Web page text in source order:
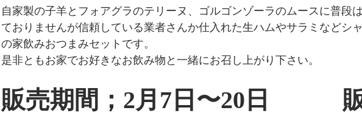
自家製の子羊とフォアグラのテリーヌ、ゴルゴンゾーラのムースに普段
ておりませんが信頼している業者さんか仕入れた生ハムやサラミなどシ
の家飲みおつまみセットです。
是非ともお家でお好きなお飲み物と一緒にお召し上がり下さい。
販売期間；2月7日〜20日　　　